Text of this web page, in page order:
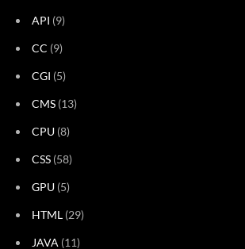
API (9)
CC (9)
CGI (5)
CMS (13)
CPU (8)
CSS (58)
GPU (5)
HTML (29)
JAVA (11)